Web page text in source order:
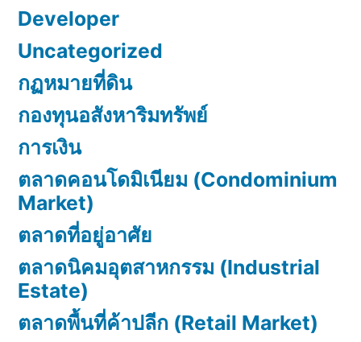
Developer
Uncategorized
กฏหมายที่ดิน
กองทุนอสังหาริมทรัพย์
การเงิน
ตลาดคอนโดมิเนียม (Condominium
Market)
ตลาดที่อยู่อาศัย
ตลาดนิคมอุตสาหกรรม (Industrial
Estate)
ตลาดพื้นที่ค้าปลีก (Retail Market)